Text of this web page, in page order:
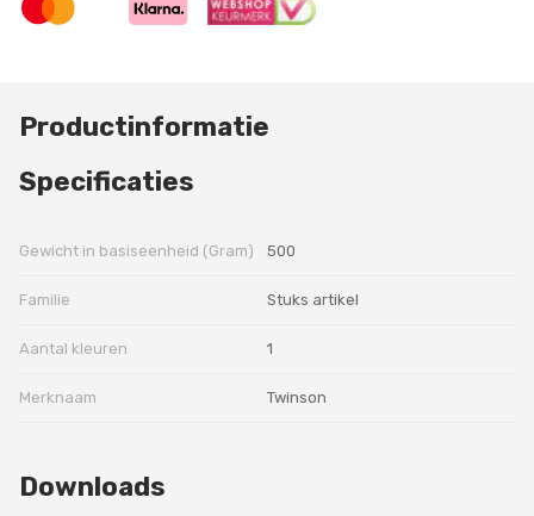
Productinformatie
Specificaties
Gewicht in basiseenheid (Gram) 500
Familie Stuks artikel
Aantal kleuren 1
Merknaam Twinson
Downloads